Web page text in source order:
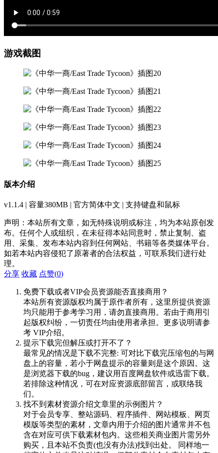
游戏截图
版本介绍
v1.1.4 | 容量380MB | 官方简体中文 | 支持键盘和鼠标
声明：本站所有文章，如无特殊说明或标注，均为本站原创发
布。任何个人或组织，在未征得本站同意时，禁止复制、盗
用、采集、发布本站内容到任何网站、书籍等各类媒体平台。
如若本站内容侵犯了原著者的合法权益，可联系我们进行处
理。
分享 收藏 点赞(0)
免费下载或者VIP会员资源能否直接商用？
本站所有资源版权均属于原作者所有，这里所提供资源
均只能用于参考学习用，请勿直接商用。若由于商用引
起版权纠纷，一切责任均由使用者承担。更多说明请参
考 VIP介绍。
提示下载完但解压或打开不了？
最常见的情况是下载不完整: 可对比下载完压缩包的与网
盘上的容量，若小于网盘提示的容量则是这个原因。这
是浏览器下载的bug，建议用百度网盘软件或迅雷下载。
若排除这种情况，可在对应资源底部留言，或联络我
们。
找不到素材资源介绍文章里的示例图片？
对于会员专享、整站源码、程序插件、网站模板、网页
模版等类型的素材，文章内用于介绍的图片通常并不包
含在对应可供下载素材包内。这些相关商业图片需另外
购买，且本站不负责(也没有办法)找到出处。 同样地一